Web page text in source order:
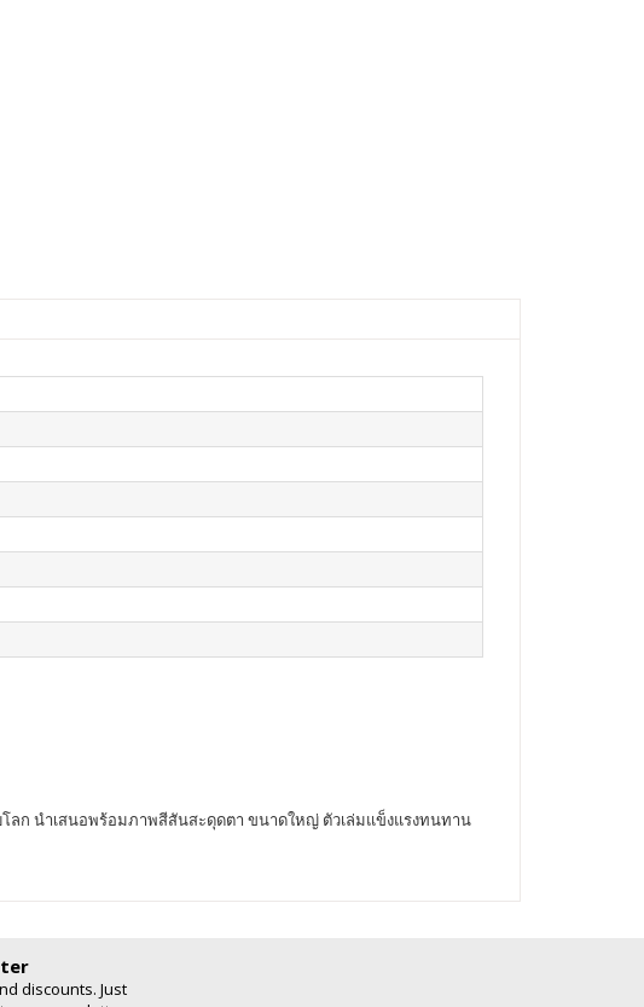
ลก นำเสนอพร้อมภาพสีสันสะดุดตา ขนาดใหญ่ ตัวเล่มแข็งแรงทนทาน
discounts. Just